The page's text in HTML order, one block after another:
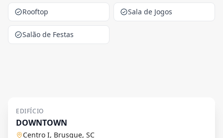
Rooftop Sala de Jogos
Salão de Festas
EDIFÍCIO
DOWNTOWN
Centro I, Brusque, SC